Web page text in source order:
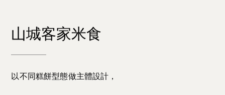
山城客家米食
以不同糕餅型態做主體設計，